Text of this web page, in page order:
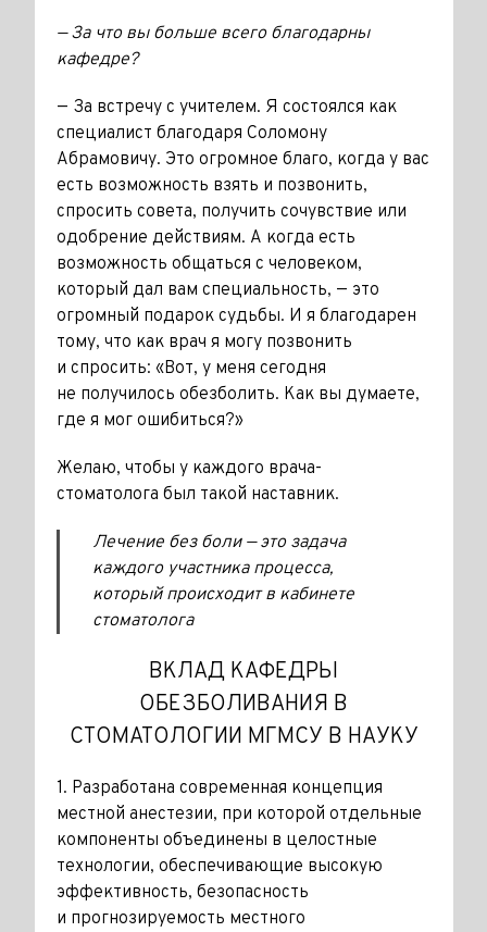
— За что вы больше всего благодарны
кафедре?
— За встречу с учителем. Я состоялся как
специалист благодаря Соломону
Абрамовичу. Это огромное благо, когда у вас
есть возможность взять и позвонить,
спросить совета, получить сочувствие или
одобрение действиям. А когда есть
возможность общаться с человеком,
который дал вам специальность, — это
огромный подарок судьбы. И я благодарен
тому, что как врач я могу позвонить
и спросить: «Вот, у меня сегодня
не получилось ­обезболить. Как вы думаете,
где я мог ­ошибиться?»
Желаю, чтобы у каждого врача-
стоматолога был такой наставник.
Лечение без боли — это задача
каждого участника процесса,
который происходит в кабинете
стоматолога
ВКЛАД КАФЕДРЫ
ОБЕЗБОЛИВАНИЯ В
СТОМАТОЛОГИИ МГМСУ В НАУКУ
1. Разработана современная концепция
местной анестезии, при которой отдельные
компоненты объединены в целостные
технологии, обеспечивающие высокую
эффективность, безопасность
и прогнозируемость местного